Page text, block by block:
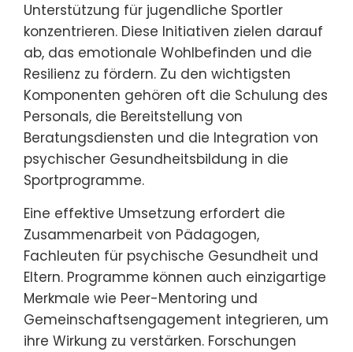
Unterstützung für jugendliche Sportler
konzentrieren. Diese Initiativen zielen darauf
ab, das emotionale Wohlbefinden und die
Resilienz zu fördern. Zu den wichtigsten
Komponenten gehören oft die Schulung des
Personals, die Bereitstellung von
Beratungsdiensten und die Integration von
psychischer Gesundheitsbildung in die
Sportprogramme.
Eine effektive Umsetzung erfordert die
Zusammenarbeit von Pädagogen,
Fachleuten für psychische Gesundheit und
Eltern. Programme können auch einzigartige
Merkmale wie Peer-Mentoring und
Gemeinschaftsengagement integrieren, um
ihre Wirkung zu verstärken. Forschungen